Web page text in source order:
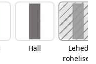
Hall
Lehed
rohelised